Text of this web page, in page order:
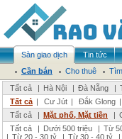
Sàn giao dịch Tin tức
Cần bán
Cho thuê
Tất cả
| Hà Nội | Đà Nẵng |
Tất cả | Cư Jút | Đắk Glong |
Tất cả
| Mặt phố, Mặt tiền |
Tất cả
| Dưới 500 triệu | Từ
| Từ 20 - 30 tỷ | Từ 30 - 40 tỷ |